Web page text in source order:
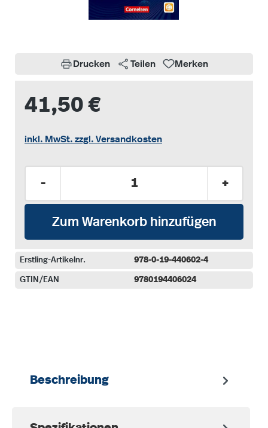
Drucken Teilen Merken
41,50 €
inkl. MwSt. zzgl. Versandkosten
- +
Zum Warenkorb hinzufügen
Erstling-Artikelnr. 978-0-19-440602-4
GTIN/EAN 9780194406024
Beschreibung